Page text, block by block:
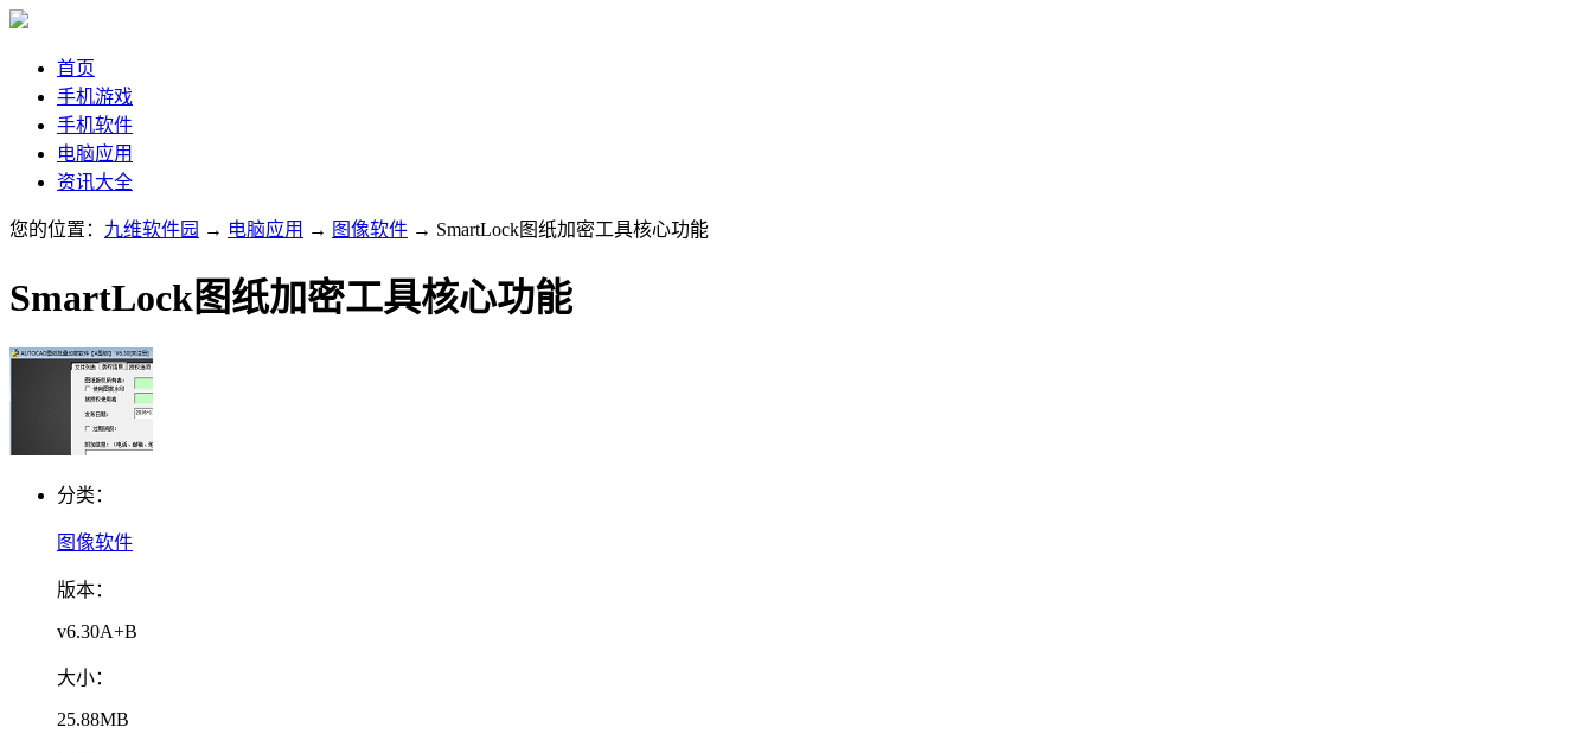
首页
手机游戏
手机软件
电脑应用
资讯大全
您的位置： 九维软件园 → 电脑应用 → 图像软件 → SmartLock图纸加密工具核心功能
SmartLock图纸加密工具核心功能
分类：
图像软件
版本：
v6.30A+B
大小：
25.88MB